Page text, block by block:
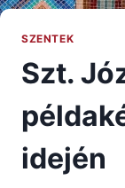
SZENTEK
Szt.
idején